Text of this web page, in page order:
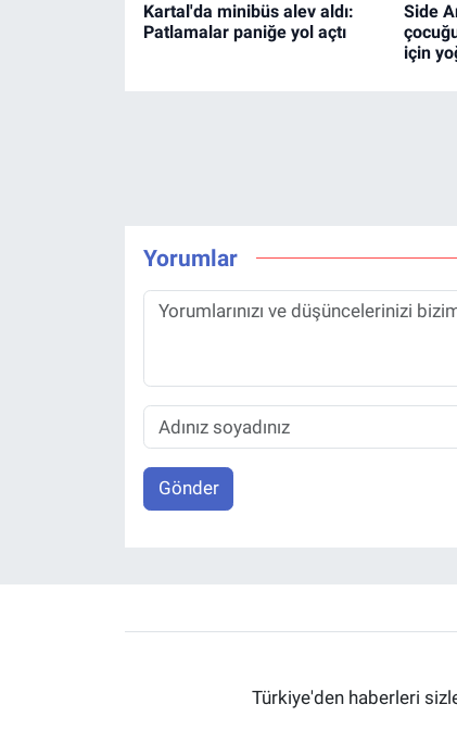
Kartal'da minibüs alev aldı:
Patlamalar paniğe yol açtı
Side
için
Yorumlar
Gönder
Türkiye'den haberleri